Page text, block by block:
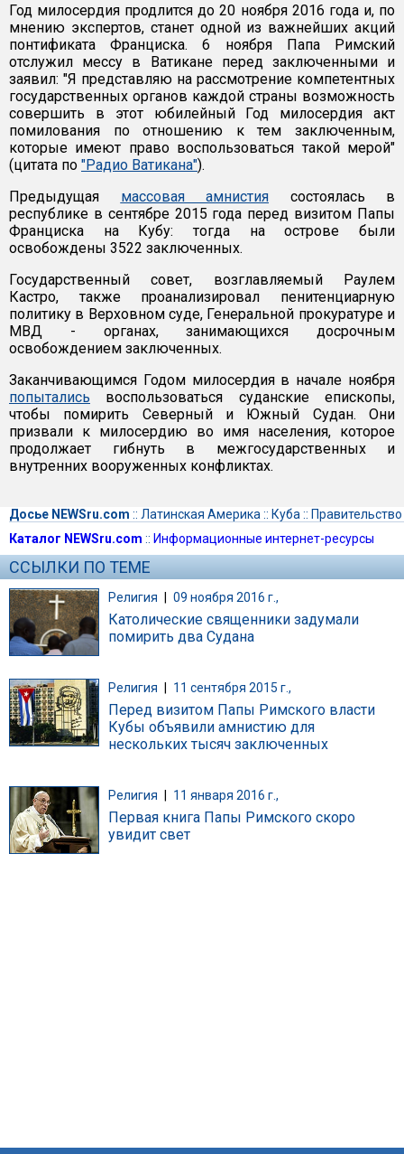
Год милосердия продлится до 20 ноября 2016 года и, по
мнению экспертов, станет одной из важнейших акций
понтификата Франциска. 6 ноября Папа Римский
отслужил мессу в Ватикане перед заключенными и
заявил: "Я представляю на рассмотрение компетентных
государственных органов каждой страны возможность
совершить в этот юбилейный Год милосердия акт
помилования по отношению к тем заключенным,
которые имеют право воспользоваться такой мерой"
(цитата по "Радио Ватикана").
Предыдущая массовая амнистия состоялась в
республике в сентябре 2015 года перед визитом Папы
Франциска на Кубу: тогда на острове были
освобождены 3522 заключенных.
Государственный совет, возглавляемый Раулем
Кастро, также проанализировал пенитенциарную
политику в Верховном суде, Генеральной прокуратуре и
МВД - органах, занимающихся досрочным
освобождением заключенных.
Заканчивающимся Годом милосердия в начале ноября
попытались воспользоваться суданские епископы,
чтобы помирить Северный и Южный Судан. Они
призвали к милосердию во имя населения, которое
продолжает гибнуть в межгосударственных и
внутренних вооруженных конфликтах.
Досье NEWSru.com :: Латинская Америка :: Куба :: Правительство
Каталог NEWSru.com :: Информационные интернет-ресурсы
ССЫЛКИ ПО ТЕМЕ
Религия | 09 ноября 2016 г.,
Католические священники задумали
помирить два Судана
Религия 11 сентября 2015 г.,
Перед визитом Папы Римского власти
Кубы объявили амнистию для
нескольких тысяч заключенных
Религия 11 января 2016 г.,
Первая книга Папы Римского скоро
увидит свет